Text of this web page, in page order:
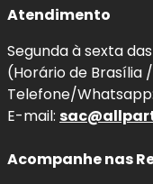
Atendimento
Segunda à sexta
(Horário de Brasília
Telefone/Whatsapp:
E-mail:
Acompanhe nas